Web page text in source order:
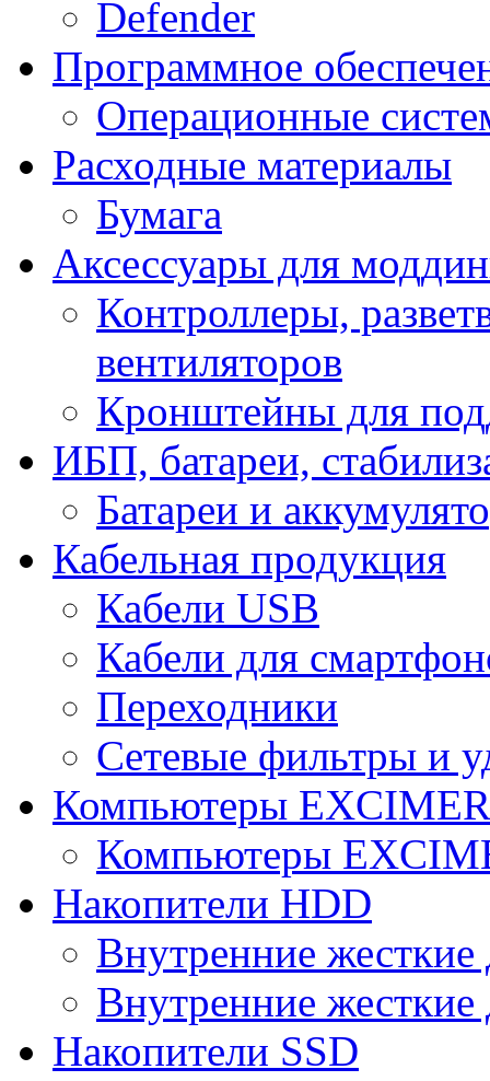
Defender
Программное
Операционные
Расходные материалы
Бумага
Аксессуары для
Контроллеры,
вентиляторов
Кронштейны для
ИБП, батареи,
Батареи и
Кабельная продукция
Кабели USB
Кабели для
Переходники
Сетевые фильтры и
Компьютеры
Компьютеры
Накопители HDD
Внутренние
Внутренние
Накопители SSD